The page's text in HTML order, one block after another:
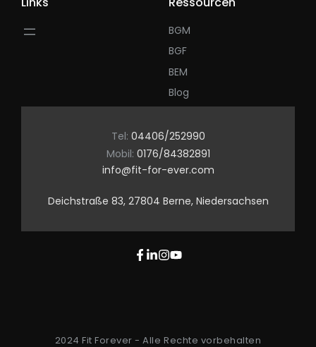
BGM
BGF
BEM
Blog
Tel: 04406/252990
Mobil: 0176/84382891
info@fit-for-ever.com
Deichstraße 83, 27804 Berne, Niedersachsen
2024 Fit Forever - Alle Rechte vorbehalten